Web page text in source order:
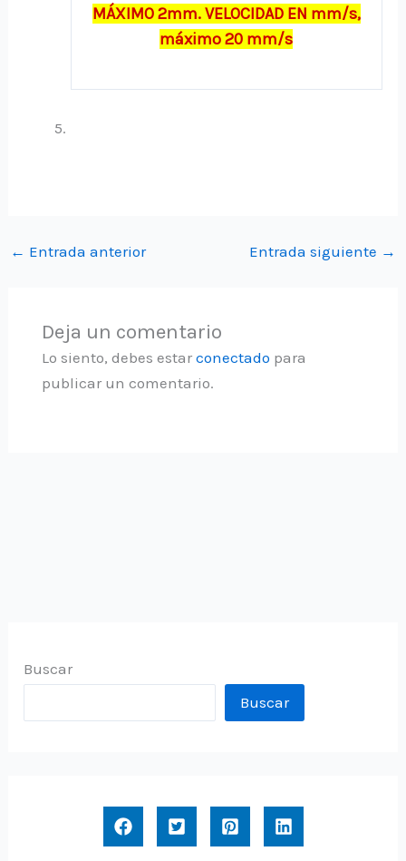
MÁXIMO 2mm. VELOCIDAD EN mm/s,
máximo 20 mm/s
← Entrada anterior Entrada siguiente →
Deja un comentario
Lo siento, debes estar conectado para
publicar un comentario.
Buscar
Buscar